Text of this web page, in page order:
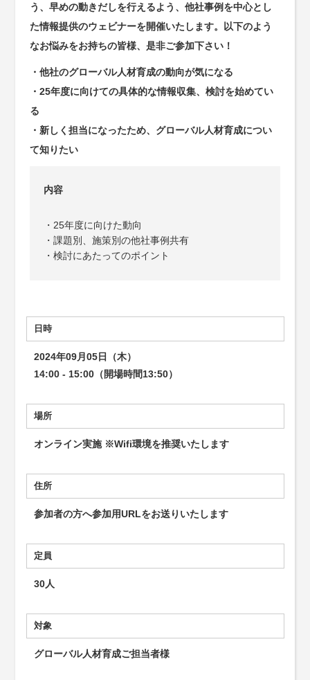
う、早めの動きだしを行えるよう、他社事例を中心とし
た情報提供のウェビナーを開催いたします。以下のよう
なお悩みをお持ちの皆様、是非ご参加下さい！
・他社のグローバル人材育成の動向が気になる
・25年度に向けての具体的な情報収集、検討を始めてい
る
・新しく担当になったため、グローバル人材育成につい
て知りたい
内容
・25年度に向けた動向
・課題別、施策別の他社事例共有
・検討にあたってのポイント
日時
2024年09月05日（木）
14:00 - 15:00（開場時間13:50）
場所
オンライン実施 ※Wifi環境を推奨いたします
住所
参加者の方へ参加用URLをお送りいたします
定員
30人
対象
グローバル人材育成ご担当者様